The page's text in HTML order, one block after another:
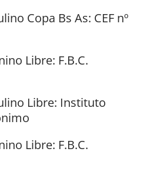
Copa Bs As: CEF nº
Libre: F.B.C.
Libre: Instituto
Libre: F.B.C.